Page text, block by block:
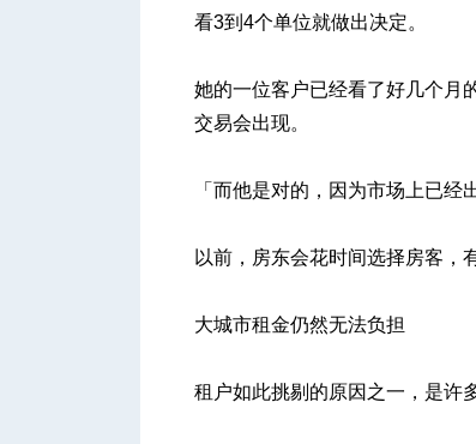
看3到4个单位就做出决定。
她的一位客户已经看了好几个月
交易会出现。
「而他是对的，因为市场上已经
以前，房东会花时间选择房客，
大城市租金仍然无法负担
租户如此挑剔的原因之一，是许